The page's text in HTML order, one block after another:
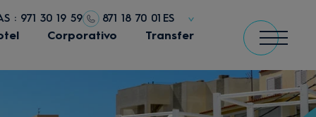
: 971 30 19 59 871 18 70 01 ES
Corporativo Transfer